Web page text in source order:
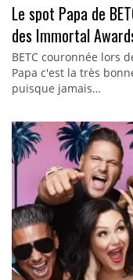
Le spot Papa de
des Immortal
BETC couronnée lors
Papa c'est la très
puisque jamais…